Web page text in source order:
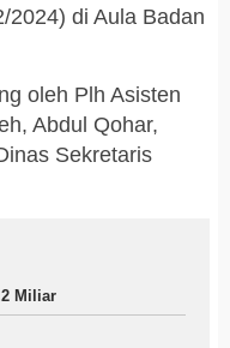
2024) di Aula Badan
oleh Plh Asisten
Abdul Qohar,
Sekretaris
Miliar